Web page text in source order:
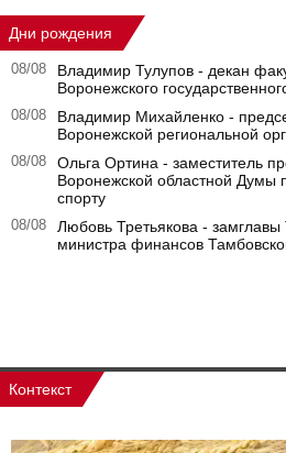
Дни рождения
08/08
Владимир Тулупов - декан
Воронежского
08/08
Владимир Михайленко -
Воронежской региональной
08/08
Ольга Ортина - заместитель
Воронежской областной Думы
спорту
08/08
Любовь Третьякова - замглавы
министра финансов
Контекст